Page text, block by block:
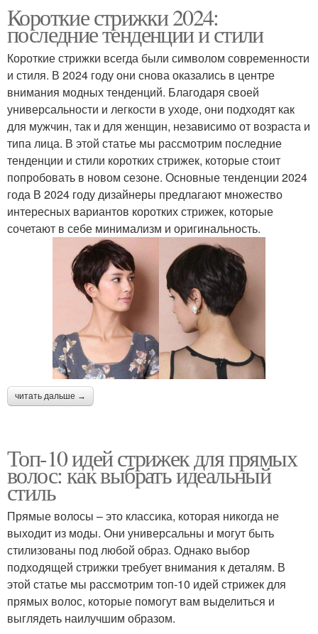
Короткие стрижки 2024:
последние тенденции и стили
Короткие стрижки всегда были символом современности
и стиля. В 2024 году они снова оказались в центре
внимания модных тенденций. Благодаря своей
универсальности и легкости в уходе, они подходят как
для мужчин, так и для женщин, независимо от возраста и
типа лица. В этой статье мы рассмотрим последние
тенденции и стили коротких стрижек, которые стоит
попробовать в новом сезоне. Основные тенденции 2024
года В 2024 году дизайнеры предлагают множество
интересных вариантов коротких стрижек, которые
сочетают в себе минимализм и оригинальность.
читать дальше →
Топ-10 идей стрижек для прямых
волос: как выбрать идеальный
стиль
Прямые волосы – это классика, которая никогда не
выходит из моды. Они универсальны и могут быть
стилизованы под любой образ. Однако выбор
подходящей стрижки требует внимания к деталям. В
этой статье мы рассмотрим топ-10 идей стрижек для
прямых волос, которые помогут вам выделиться и
выглядеть наилучшим образом.